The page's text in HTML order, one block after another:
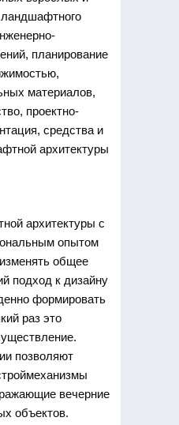
планирование
материалов,
проектно-
средства и
архитектуры
архитектуры с
опытом
общее
подход к дизайну
формировать
раз это
позволяют
вечерние
объектов.